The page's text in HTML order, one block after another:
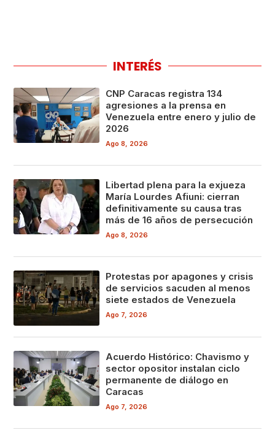
INTERÉS
CNP Caracas registra 134
agresiones a la prensa en
Venezuela entre enero y julio de
2026
Ago 8, 2026
Libertad plena para la exjueza
María Lourdes Afiuni: cierran
definitivamente su causa tras
más de 16 años de persecución
Ago 8, 2026
Protestas por apagones y crisis
de servicios sacuden al menos
siete estados de Venezuela
Ago 7, 2026
Acuerdo Histórico: Chavismo y
sector opositor instalan ciclo
permanente de diálogo en
Caracas
Ago 7, 2026